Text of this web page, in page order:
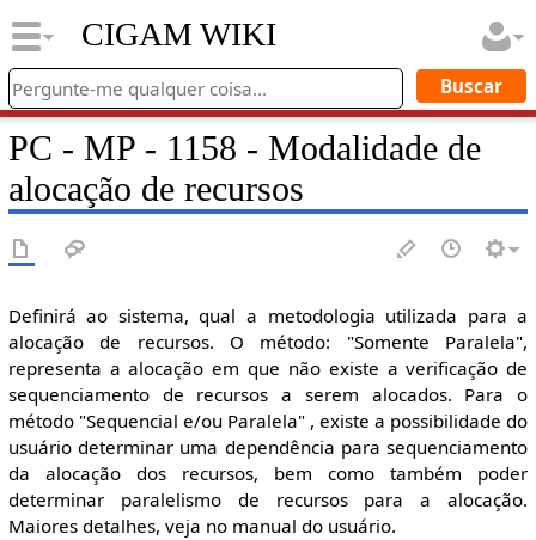
CIGAM WIKI
PC - MP - 1158 - Modalidade de
alocação de recursos
Definirá ao sistema, qual a metodologia utilizada para a
alocação de recursos. O método: "Somente Paralela",
representa a alocação em que não existe a verificação de
sequenciamento de recursos a serem alocados. Para o
método "Sequencial e/ou Paralela" , existe a possibilidade do
usuário determinar uma dependência para sequenciamento
da alocação dos recursos, bem como também poder
determinar paralelismo de recursos para a alocação.
Maiores detalhes, veja no manual do usuário.